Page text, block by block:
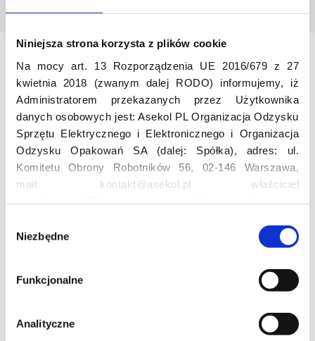
Niniejsza strona korzysta z plików cookie
Na mocy art. 13 Rozporządzenia UE 2016/679 z 27
kwietnia 2018 (zwanym dalej RODO) informujemy, iż
Administratorem przekazanych przez Użytkownika
danych osobowych jest: Asekol PL Organizacja Odzysku
Sprzętu Elektrycznego i Elektronicznego i Organizacja
Odzysku Opakowań SA (dalej: Spółka), adres: ul.
Komitetu Obrony Robotników 56, 02-146 Warszawa,
mail: kontakt@asekol.pl właściciel
Asekolove. Administrator przetwarza następujące dane
osobowe Użytkowników: imię, nazwisko, adres e-mail,
numer telefonu, miasto, preferencje Użytkownika,
lokalizacja, obszar zainteresowania, dane przetwarzane
reklamowy Użytkownika, lokalizacja, identyfikator
urządzenia, data i godzina korzystania z serwisu, dane
Niezbędne
Funkcjonalne
Analityczne
Odwiedź nas
Edukacja
Projekt edukacyjny F(RE)Ecykling – FREEducation
Profesjonalna i Bezpieczna Utylizacja Elektroodpadów